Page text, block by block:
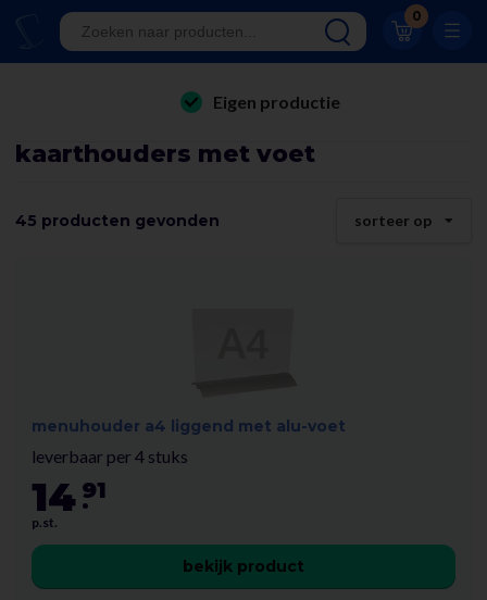
0
kaarthouders
Klantwaardering 8.9
A-kwaliteit displays
Eigen productie
24/7 bereikbaar
Klantwaardering 8.9
kaarthouders met voet
45 producten gevonden sorteer op
menuhouder a4 liggend met alu-voet
leverbaar per 4 stuks
14 .
91
p.st.
bekijk product